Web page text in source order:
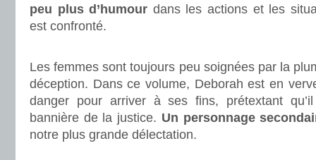
peu plus d’humour dans les actions et les
est confronté.
Les femmes sont toujours peu soignées par la
déception. Dans ce volume, Deborah est en
danger pour arriver à ses fins, prétextant
bannière de la justice. Un personnage
notre plus grande délectation.